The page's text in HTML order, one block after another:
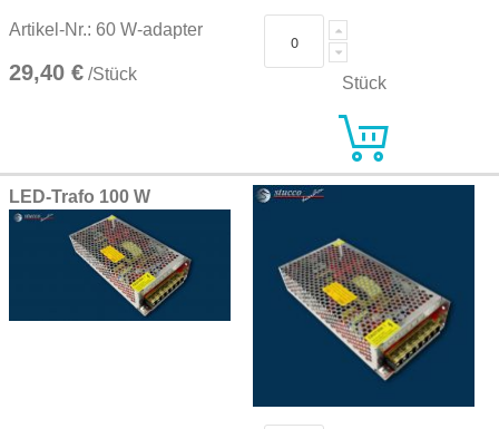
Artikel-Nr.: 60 W-adapter
29,40 € /Stück Stück
LED-Trafo 100 W